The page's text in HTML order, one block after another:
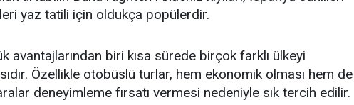
yaz tatili için oldukça popülerdir.
avantajlarından biri kısa sürede birçok farklı ülkeyi
Özellikle otobüslü turlar, hem ekonomik olması hem de
deneyimleme fırsatı vermesi nedeniyle sık tercih edilir.